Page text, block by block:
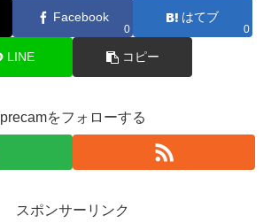
Facebook
0
はてブ
0
LINE コピー
precamをフォローする
スポンサーリンク